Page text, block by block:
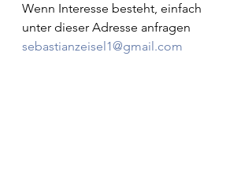
Wenn Interesse besteht, einfach
unter dieser Adresse anfragen
sebastianzeisel1@gmail.com